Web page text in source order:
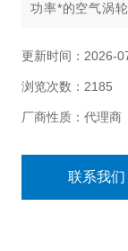
功率*的空气涡
定时器定时范围0
瓶，并带自动切断
3.1级安全装置
更新时间：2026-
浏览次数：2185
厂商性质：代理商
联系我们